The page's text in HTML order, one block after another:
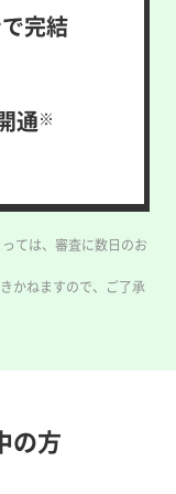
完結
通※
ては、審査に数日のお
かねますので、ご了承
の方